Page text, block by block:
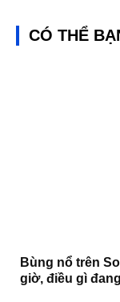
CÓ THỂ
Bùng nổ trên
giờ, điều gì